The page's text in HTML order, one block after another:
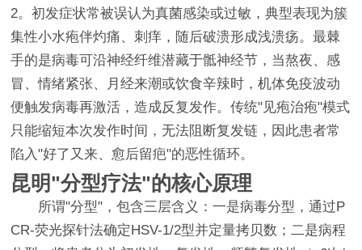
2。初发症状常被误认为真菌感染或过敏，典型表现为簇
集性小水疱伴灼痛、刺痒，随后破溃形成浅溃疡。最棘
手的是病毒可沿神经纤维潜藏于骶神经节，当熬夜、感
冒、情绪紧张、月经来潮或饮食辛辣时，机体免疫波动
便触发病毒再激活，造成反复发作。传统"见疱治疱"模式
只能缩短本次发作时间，无法阻断复发链，因此患者常
陷入"好了又来、愈后留疤"的恶性循环。
昆明"分型疗法"的核心原理
所谓"分型"，包含三层含义：一是病毒分型，通过P
CR-荧光探针法确定HSV-1/2型并定量拷贝数；二是病程